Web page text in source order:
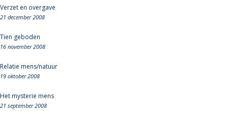
Verzet en overgave
21 december 2008
Tien geboden
16 november 2008
Relatie mens/natuur
19 oktober 2008
Het mysterie mens
21 september 2008